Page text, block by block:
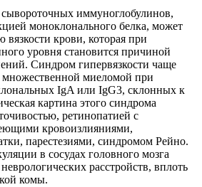
иммуноглобулинов,
моноклонального белка, может
крови, которая при
уровня становится причиной
Синдром гипервязкости чаще
множественной миеломой при
IgA или IgG3, склонных к
картина этого синдрома
ретинопатией с
кровоизлияниями,
парестезиями, синдромом Рейно.
в сосудах головного мозга
расстройств, вплоть
комы.